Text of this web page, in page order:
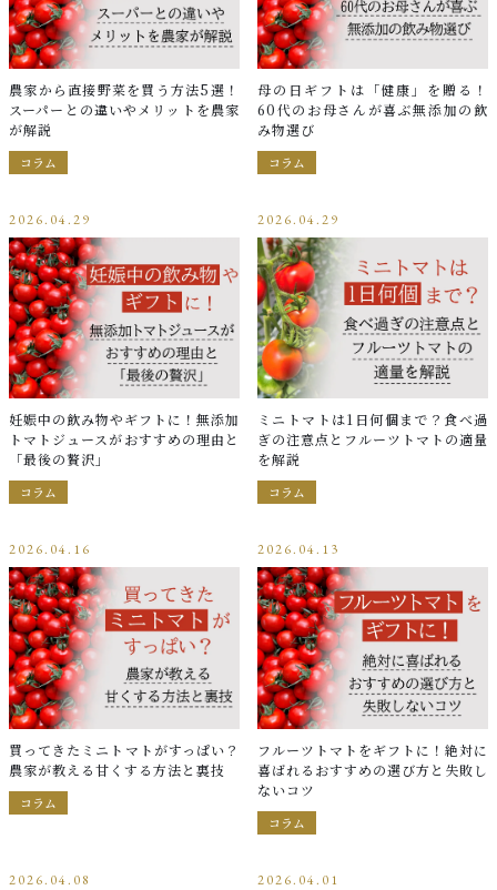
農家から直接野菜を買う方法5選！
スーパーとの違いやメリットを農家
が解説
コラム
母の日ギフトは「健康」を贈る！
60代のお母さんが喜ぶ無添加の飲
み物選び
コラム
2026.04.29
妊娠中の飲み物やギフトに！無添加
トマトジュースがおすすめの理由と
「最後の贅沢」
コラム
2026.04.29
ミニトマトは1日何個まで？食べ過
ぎの注意点とフルーツトマトの適量
を解説
コラム
2026.04.16
買ってきたミニトマトがすっぱい？
農家が教える甘くする方法と裏技
コラム
2026.04.13
フルーツトマトをギフトに！絶対に
喜ばれるおすすめの選び方と失敗し
ないコツ
コラム
2026.04.08 2026.04.01